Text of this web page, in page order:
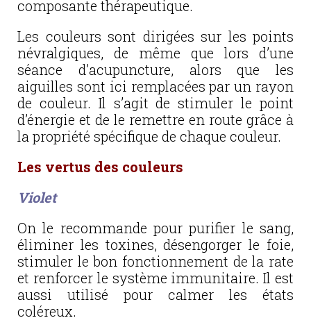
composante thérapeutique.
Les couleurs sont dirigées sur les points
névralgiques, de même que lors d’une
séance d’acupuncture, alors que les
aiguilles sont ici remplacées par un rayon
de couleur. Il s’agit de stimuler le point
d’énergie et de le remettre en route grâce à
la propriété spécifique de chaque couleur.
Les vertus des couleurs
Violet
On le recommande pour purifier le sang,
éliminer les toxines, désengorger le foie,
stimuler le bon fonctionnement de la rate
et renforcer le système immunitaire. Il est
aussi utilisé pour calmer les états
coléreux.